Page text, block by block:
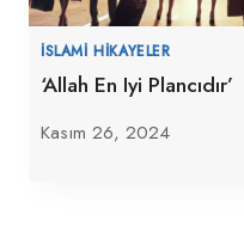
İSLAMI HIKAYELER
‘Allah En Iyi Plancıdır’
Kasım 26, 2024